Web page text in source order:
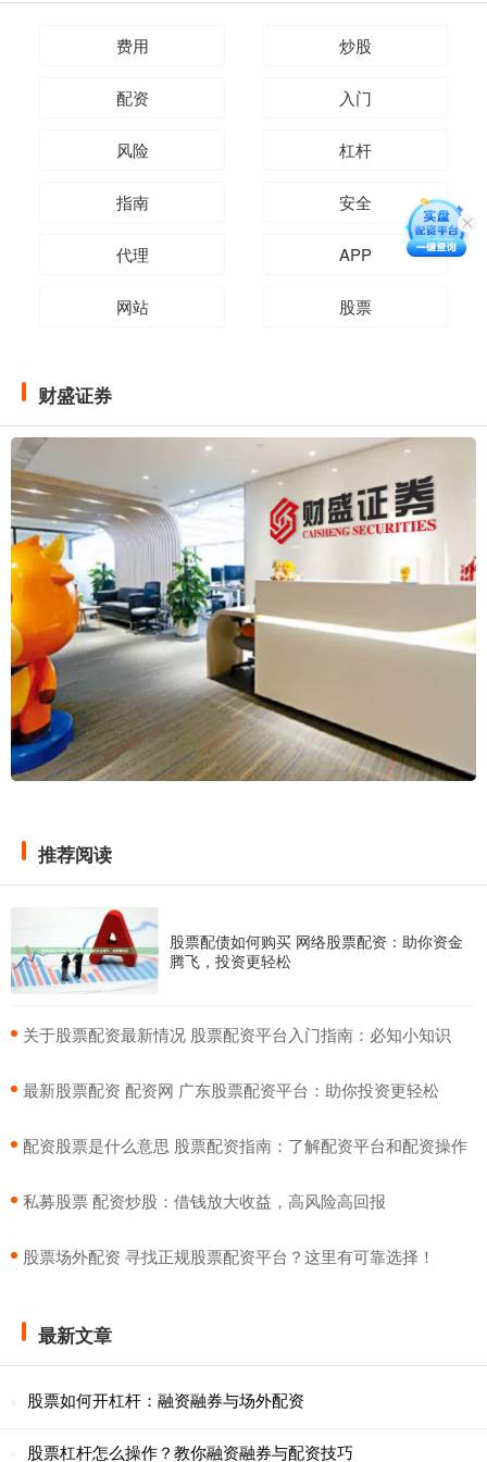
费用 炒股
配资 入门
风险 杠杆
指南 安全
代理 APP
网站 股票
财盛证券
推荐阅读
股票配债如何购买 网络股票配资：助你资金
腾飞，投资更轻松
​关于股票配资最新情况 股票配资平台入门指南：必知小知识
​最新股票配资 配资网 广东股票配资平台：助你投资更轻松
​配资股票是什么意思 股票配资指南：了解配资平台和配资操作
​私募股票 配资炒股：借钱放大收益，高风险高回报
​股票场外配资 寻找正规股票配资平台？这里有可靠选择！
最新文章
股票如何开杠杆：融资融券与场外配资
股票杠杆怎么操作？教你融资融券与配资技巧